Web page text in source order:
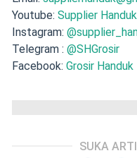
Youtube: Supplier Handuk
Instagram:
Telegram : @SHGrosir
Facebook: Grosir
SUKA